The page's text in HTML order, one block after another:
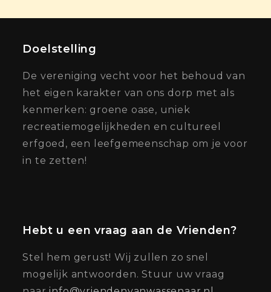
Doelstelling
De vereniging vecht voor het behoud van
het eigen karakter van ons dorp met als
kenmerken: groene oase, uniek
recreatiemogelijkheden en cultureel
erfgoed, een leefgemeenschap om je voor
in te zetten!
Hebt u een vraag aan de Vrienden?
Stel hem gerust! Wij zullen zo snel
mogelijk antwoorden. Stuur uw vraag